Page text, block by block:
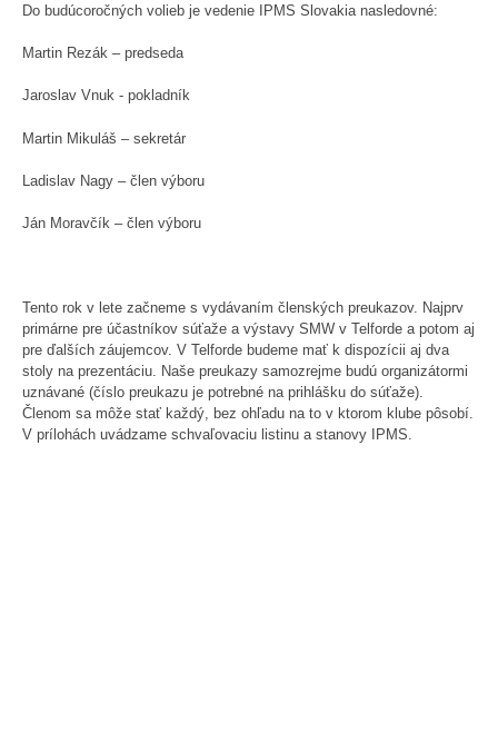
Do budúcoročných volieb je vedenie IPMS Slovakia nasledovné:
Martin Rezák – predseda
Jaroslav Vnuk - pokladník
Martin Mikuláš – sekretár
Ladislav Nagy – člen výboru
Ján Moravčík – člen výboru
Tento rok v lete začneme s vydávaním členských preukazov. Najprv
primárne pre účastníkov súťaže a výstavy SMW v Telforde a potom aj
pre ďalších záujemcov. V Telforde budeme mať k dispozícii aj dva
stoly na prezentáciu. Naše preukazy samozrejme budú organizátormi
uznávané (číslo preukazu je potrebné na prihlášku do súťaže).
Členom sa môže stať každý, bez ohľadu na to v ktorom klube pôsobí.
V prílohách uvádzame schvaľovaciu listinu a stanovy IPMS.